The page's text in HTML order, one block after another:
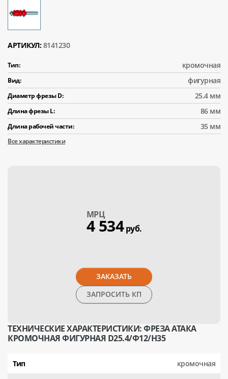
АРТИКУЛ: 8141230
Тип: кромочная
Вид: фигурная
Диаметр фрезы D: 25.4 мм
Длина фрезы L: 86 мм
Длина рабочей части: 35 мм
Все характеристики
МPЦ
4 534руб.
ЗАКАЗАТЬ
ЗАПРОСИТЬ КП
ТЕХНИЧЕСКИЕ ХАРАКТЕРИСТИКИ: ФРЕЗА АТАКА
КРОМОЧНАЯ ФИГУРНАЯ D25.4/Ф12/H35
Тип кромочная